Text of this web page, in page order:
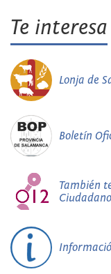
Te interesa
Lonja de
Boletín
También
Ciudadano